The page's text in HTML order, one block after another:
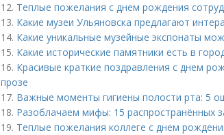
12. Теплые пожелания с днем рождения
13. Какие музеи Ульяновска предлагают
14. Какие уникальные музейные экспонаты
15. Какие исторические памятники есть в
16. Красивые краткие поздравления с днем
прозе
17. Важные моменты гигиены полости рта: 5
18. Разоблачаем мифы: 15 распространённых
19. Теплые пожелания коллеге с днем